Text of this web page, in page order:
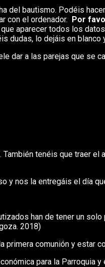
del bautismo. Podéis
con el ordenador. Por
aparecer todos los
dudas, lo dejáis en
dar a las parejas que se
tenéis que traer
y nos la entregáis el día
han de tener un
2018)
comunión y estar
para la Parroquia